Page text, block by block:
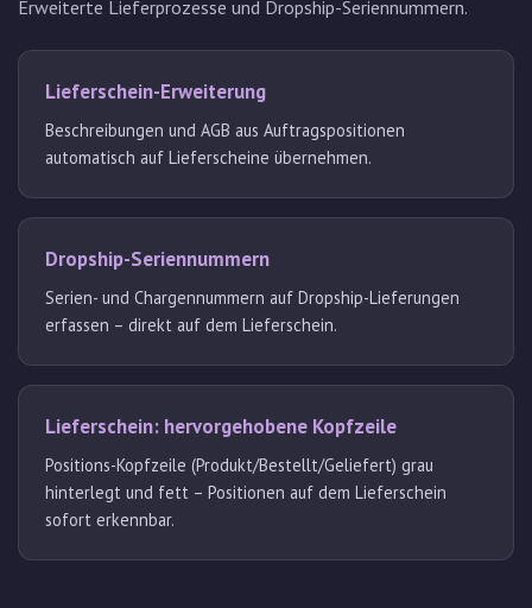
Erweiterte Lieferprozesse und Dropship-Seriennummern.
Lieferschein-Erweiterung
Beschreibungen und AGB aus Auftragspositionen
automatisch auf Lieferscheine übernehmen.
Dropship-Seriennummern
Serien- und Chargennummern auf Dropship-Lieferungen
erfassen – direkt auf dem Lieferschein.
Lieferschein: hervorgehobene Kopfzeile
Positions-Kopfzeile (Produkt/Bestellt/Geliefert) grau
hinterlegt und fett – Positionen auf dem Lieferschein
sofort erkennbar.